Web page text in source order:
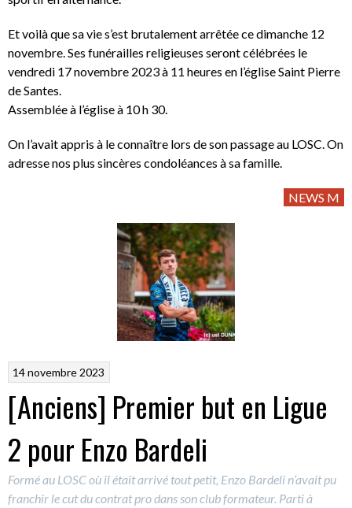
Et voilà que sa vie s’est brutalement arrêtée ce dimanche 12
novembre. Ses funérailles religieuses seront célébrées le
vendredi 17 novembre 2023 à 11 heures en l’église Saint Pierre
de Santes.
Assemblée à l’église à 10 h 30.
On l’avait appris à le connaître lors de son passage au LOSC. On
adresse nos plus sincères condoléances à sa famille.
NEWS M
14 novembre 2023
[Anciens] Premier but en Ligue
2 pour Enzo Bardeli
Formé au LOSC où il était arrivé tout petit, Enzo Bardeli n’avait pu
franchir le cut du contrat pro dans son club formateur. Parti à